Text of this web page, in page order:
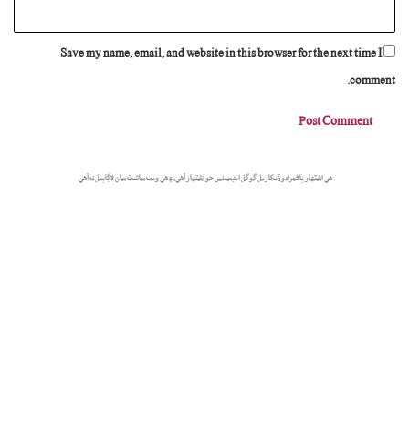
Save my name, email, and website in this browser for the next time I
comment.
هي اشتهار پاڻمرادو ڏيکاريل گوگل ايڊسينس جو اشتهار آهي، ۽ هي ويب سائيٽ سان لاڳاپيل نه آهي.